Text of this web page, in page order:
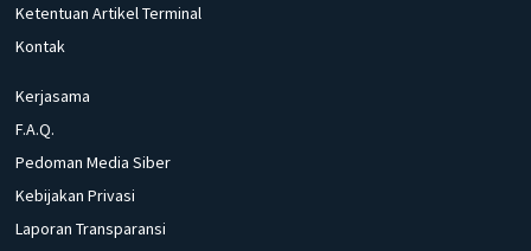
Ketentuan Artikel Terminal
Kontak
Kerjasama
F.A.Q.
Pedoman Media Siber
Kebijakan Privasi
Laporan Transparansi